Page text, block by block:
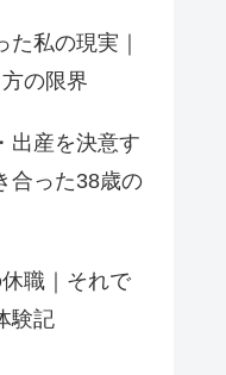
私の現実｜
の限界
出産を決意す
合った38歳の
職｜それで
験記